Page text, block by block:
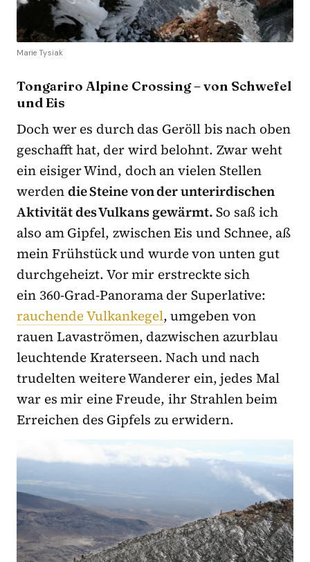
Marie Tysiak
Tongariro Alpine Crossing – von Schwefel
und Eis
Doch wer es durch das Geröll bis nach oben
geschafft hat, der wird belohnt. Zwar weht
ein eisiger Wind, doch an vielen Stellen
werdendie Steine von der unterirdischen
Aktivität des Vulkans gewärmt.So saß ich
also am Gipfel, zwischen Eis und Schnee, aß
mein Frühstück und wurde von unten gut
durchgeheizt. Vor mir erstreckte sich
ein 360-Grad-Panorama der Superlative:
rauchende Vulkankegel, umgeben von
rauen Lavaströmen, dazwischen azurblau
leuchtende Kraterseen. Nach und nach
trudelten weitere Wanderer ein, jedes Mal
war es mir eine Freude, ihr Strahlen beim
Erreichen des Gipfels zu erwidern.